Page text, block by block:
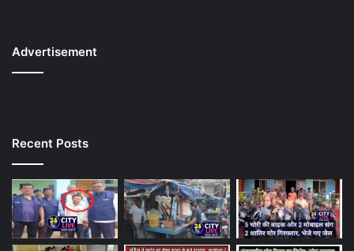
Advertisement
Recent Posts